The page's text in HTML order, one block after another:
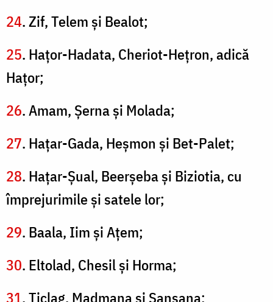
24. Zif, Telem şi Bealot;
25. Haţor-Hadata, Cheriot-Heţron, adică
Haţor;
26. Amam, Şerna şi Molada;
27. Haţar-Gada, Heşmon şi Bet-Palet;
28. Haţar-Şual, Beerşeba şi Biziotia, cu
împrejurimile şi satele lor;
29. Baala, Iim şi Ațem;
30. Eltolad, Chesil şi Horma;
31. Ţiclag, Madmana şi Sansana;